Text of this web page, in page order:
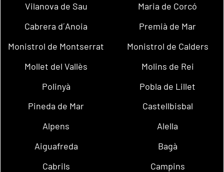
Vilanova de Sau
Maria de Corcó
Cabrera d´Anoia
Premià de Mar
Monistrol de Montserrat
Monistrol de Calders
Mollet del Vallès
Molins de Rei
Polinyà
Pobla de Lillet
Pineda de Mar
Castellbisbal
Alpens
Alella
Aiguafreda
Bagà
Cabrils
Campins